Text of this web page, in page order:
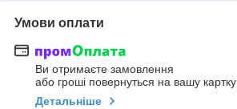
Умови оплати
Ви отримаєте замовлення
або гроші повернуться на вашу картку
Детальніше